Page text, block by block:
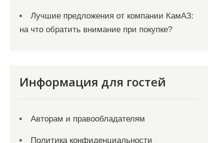
Лучшие предложения от компании КамАЗ:
на что обратить внимание при покупке?
Информация для гостей
Авторам и правообладателям
Политика конфиденциальности